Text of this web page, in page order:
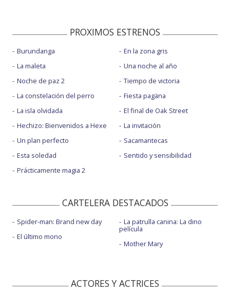
PROXIMOS ESTRENOS
Burundanga
La maleta
Noche de paz 2
La constelación del perro
La isla olvidada
Hechizo: Bienvenidos a Hexe
Un plan perfecto
Esta soledad
Prácticamente magia 2
En la zona gris
Una noche al año
Tiempo de victoria
Fiesta pagäna
El final de Oak Street
La invitación
Sacamantecas
Sentido y sensibilidad
CARTELERA DESTACADOS
Spider-man: Brand new day
El último mono
La patrulla canina: La dino
película
Mother Mary
ACTORES Y ACTRICES